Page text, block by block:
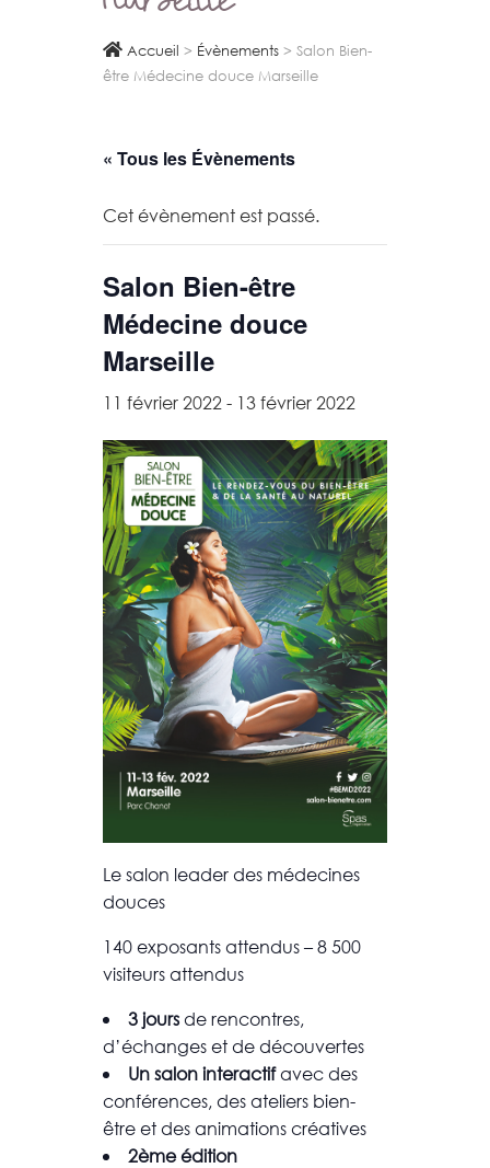
Accueil > Évènements > Salon Bien-
être Médecine douce Marseille
« Tous les Évènements
Cet évènement est passé.
Salon Bien-être
Médecine douce
Marseille
11 février 2022 - 13 février 2022
Le salon leader des médecines
douces
140 exposants attendus – 8 500
visiteurs attendus
3 joursde rencontres,
d’échanges et de découvertes
Un salon interactifavec des
conférences, des ateliers bien-
être et des animations créatives
2ème édition